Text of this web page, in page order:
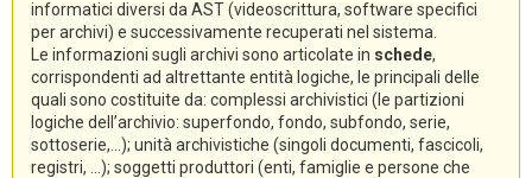
informatici diversi da AST (videoscrittura, software specifici
per archivi) e successivamente recuperati nel sistema.
Le informazioni sugli archivi sono articolate in schede,
corrispondenti ad altrettante entità logiche, le principali delle
quali sono costituite da: complessi archivistici (le partizioni
logiche dell’archivio: superfondo, fondo, subfondo, serie,
sottoserie,...); unità archivistiche (singoli documenti, fascicoli,
registri, ...); soggetti produttori (enti, famiglie e persone che